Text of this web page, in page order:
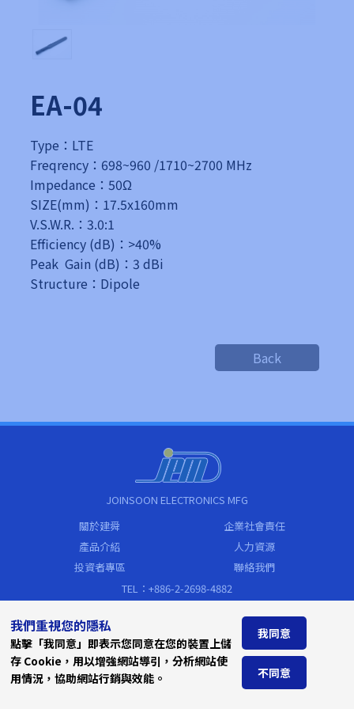
EA-04
Type：LTE
Freqrency：698~960 /1710~2700 MHz
Impedance：50Ω
SIZE(mm)：17.5x160mm
V.S.W.R.：3.0:1
Efficiency (dB)：>40%
Peak Gain (dB)：3 dBi
Structure：Dipole
Back
JOINSOON ELECTRONICS MFG
關於建舜
企業社會責任
產品介紹
人力資源
投資者專區
聯絡我們
TEL：+886-2-2698-4882
Address
新北市汐止區新台五路一段79號19樓
(遠東世界中心C棟)
我們重視您的隱私
點擊「我同意」即表示您同意在您的裝置上儲
存 Cookie，用以增強網站導引，分析網站使
用情況，協助網站行銷與效能。
我同意
不同意